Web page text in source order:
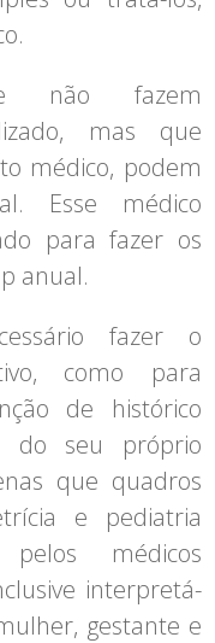
não fazem
mas que
médico, podem
Esse médico
para fazer os
anual.
fazer o
como para
de histórico
do seu próprio
que quadros
e pediatria
médicos
interpretá-
gestante e